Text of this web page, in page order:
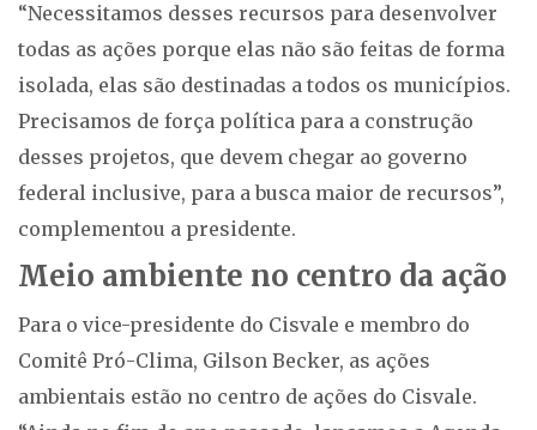
“Necessitamos desses recursos para desenvolver
todas as ações porque elas não são feitas de forma
isolada, elas são destinadas a todos os municípios.
Precisamos de força política para a construção
desses projetos, que devem chegar ao governo
federal inclusive, para a busca maior de recursos”,
complementou a presidente.
Meio ambiente no centro da ação
Para o vice-presidente do Cisvale e membro do
Comitê Pró-Clima, Gilson Becker, as ações
ambientais estão no centro de ações do Cisvale.